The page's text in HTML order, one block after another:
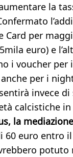
la
Card per
euro) e
i voucher per
per i
invece
calcistiche in
la
60 euro entro
potuto